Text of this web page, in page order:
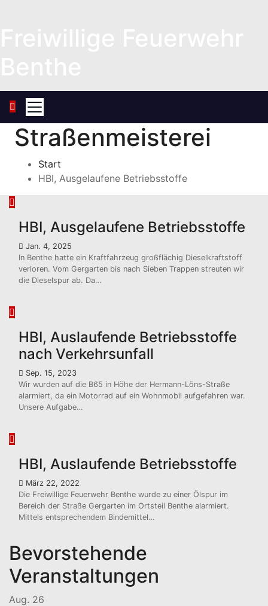
Straßenmeisterei
Start
HBI, Ausgelaufene Betriebsstoffe
HBI, Ausgelaufene Betriebsstoffe
Jan. 4, 2025
In Benthe hatte ein Kraftfahrzeug großflächig Dieselkraftstoff
verloren. Vom Gergarten bis nach Sieben Trappen streuten wir
die Dieselspur ab. Da…
HBI, Auslaufende Betriebsstoffe
nach Verkehrsunfall
Sep. 15, 2023
Wir wurden auf die B65 in Höhe der Hermann-Löns-Straße
alarmiert, da ein Motorrad auf ein Wohnmobil aufgefahren war.
Unsere Aufgabe…
HBI, Auslaufende Betriebsstoffe
März 22, 2022
Die Freiwillige Feuerwehr Benthe wurde zu einer Ölspur im
Bereich der Straße Gergarten im Ortsteil Benthe alarmiert.
Mittels entsprechendem Bindemittel…
Bevorstehende
Veranstaltungen
Aug. 26